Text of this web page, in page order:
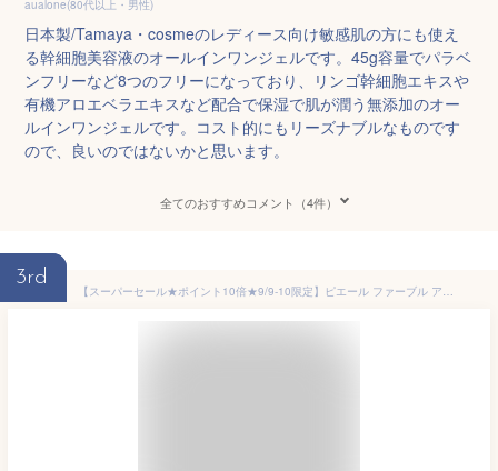
aualone(80代以上・男性)
日本製/Tamaya・cosmeのレディース向け敏感肌の方にも使え
る幹細胞美容液のオールインワンジェルです。45g容量でパラベ
ンフリーなど8つのフリーになっており、リンゴ幹細胞エキスや
有機アロエベラエキスなど配合で保湿で肌が潤う無添加のオー
ルインワンジェルです。コスト的にもリーズナブルなものです
ので、良いのではないかと思います。
全てのおすすめコメント（4件）
3rd
【スーパーセール★ポイント10倍★9/9-10限定】ピエール ファーブル アベンヌミルキージェルEX | アベンヌ ミルキージェル EX 保湿ジェル オールインワン 敏感肌 乾燥肌 スキンケア Avene